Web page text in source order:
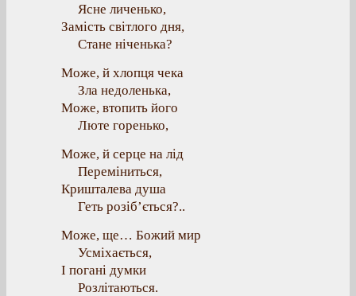
Ясне личенько,
Замість світлого дня,
Стане ніченька?
Може, й хлопця чека
Зла недоленька,
Може, втопить його
Люте горенько,
Може, й серце на лід
Переміниться,
Кришталева душа
Геть розіб’ється?..
Може, ще… Божий мир
Усміхається,
І погані думки
Розлітаються.